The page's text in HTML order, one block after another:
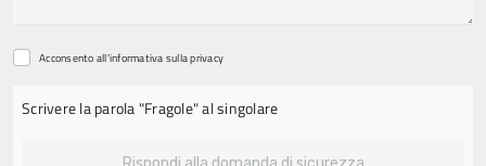
Acconsento all'informativa sullaprivacy
Scrivere la parola "Fragole" al singolare